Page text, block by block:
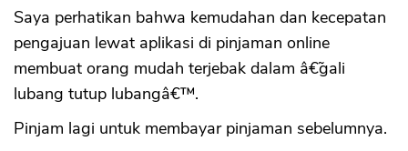
Saya perhatikan bahwa kemudahan dan kecepatan
pengajuan lewat aplikasi di pinjaman online
membuat orang mudah terjebak dalam â€˜gali
lubang tutup lubangâ€™.
Pinjam lagi untuk membayar pinjaman sebelumnya.